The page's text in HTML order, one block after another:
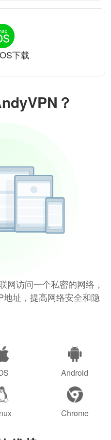
？
网访问一个私密的网络，
址，提高网络安全和隐
Android
Chrome
下载